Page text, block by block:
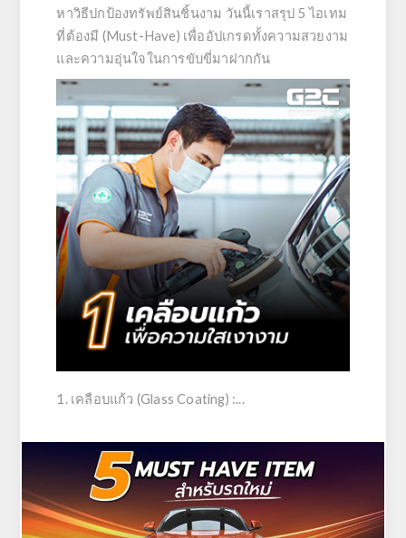
หาวิธีปกป้องทรัพย์สินชิ้นงาม วันนี้เราสรุป 5 ไอเทม
ที่ต้องมี (Must-Have) เพื่ออัปเกรดทั้งความสวยงาม
และความอุ่นใจในการขับขี่มาฝากกัน
1. เคลือบแก้ว (Glass Coating) :...